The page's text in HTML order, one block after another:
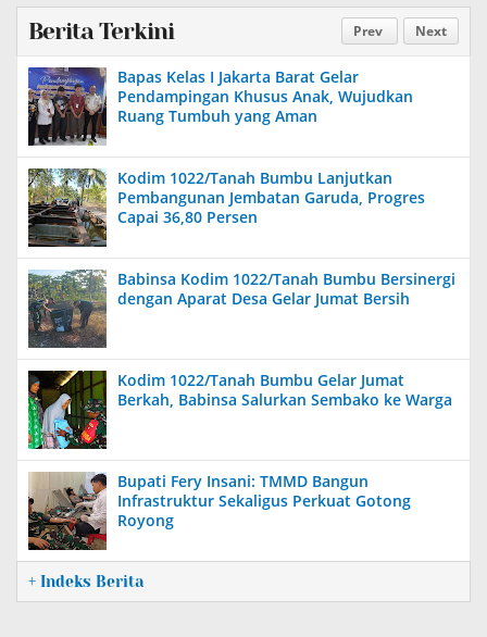
Prev Next
Berita Terkini
Bapas Kelas I Jakarta Barat Gelar
Pendampingan Khusus Anak, Wujudkan
Ruang Tumbuh yang Aman
Kodim 1022/Tanah Bumbu Lanjutkan
Pembangunan Jembatan Garuda, Progres
Capai 36,80 Persen
Babinsa Kodim 1022/Tanah Bumbu Bersinergi
dengan Aparat Desa Gelar Jumat Bersih
Kodim 1022/Tanah Bumbu Gelar Jumat
Berkah, Babinsa Salurkan Sembako ke Warga
Bupati Fery Insani: TMMD Bangun
Infrastruktur Sekaligus Perkuat Gotong
Royong
+ Indeks Berita